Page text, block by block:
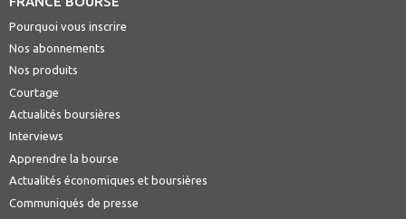
Pourquoi vous inscrire
Nos abonnements
Nos produits
Courtage
Actualités boursières
Interviews
Apprendre la bourse
Actualités économiques et boursières
Communiqués de presse